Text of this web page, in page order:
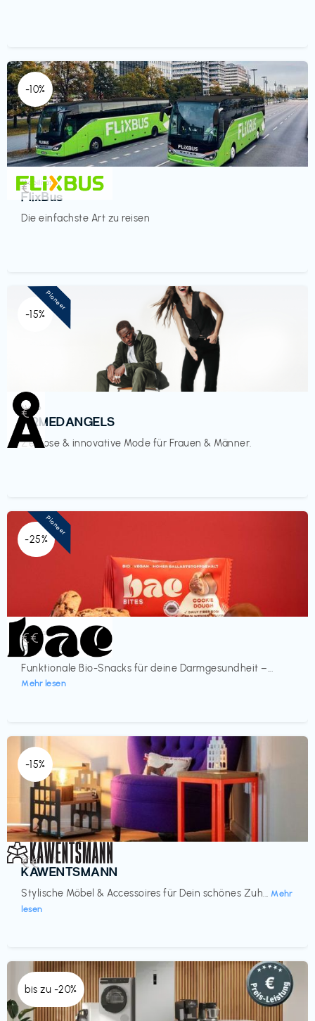
-10%
Mobilität
FlixBus
Die einfachste Art zu reisen
€‎
-15%
Mode
ARMEDANGELS
Zeitlose & innovative Mode für Frauen & Männer.
€‎
Pioneer
-25%
Lebensmittel
bae Treat
Funktionale Bio-Snacks für deine Darmgesundheit –...
Mehr lesen
€€‎
Pioneer
-15%
Einrichtung
KAWENTSMANN
Stylische Möbel & Accessoires für Dein schönes Zuh... Mehr
lesen
€€‎
bis zu -20%